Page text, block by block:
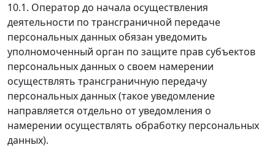
10.1. Оператор до начала осуществления
деятельности по трансграничной передаче
персональных данных обязан уведомить
уполномоченный орган по защите прав субъектов
персональных данных о своем намерении
осуществлять трансграничную передачу
персональных данных (такое уведомление
направляется отдельно от уведомления о
намерении осуществлять обработку персональных
данных).